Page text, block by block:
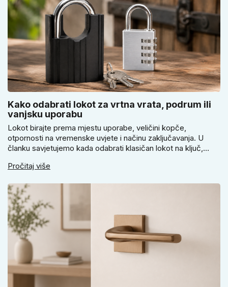
Kako odabrati lokot za vrtna vrata, podrum ili
vanjsku uporabu
Lokot birajte prema mjestu uporabe, veličini kopče,
otpornosti na vremenske uvjete i načinu zaključavanja. U
članku savjetujemo kada odabrati klasičan lokot na ključ,
vrtnih vrata, podruma ili vrtne kućice ne isplati voditi samo
Pročitaj više